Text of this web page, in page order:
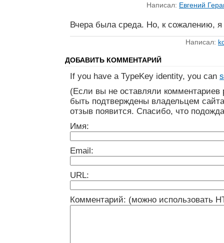
Написал: Евгений
Вчера была среда. Но, к сожалению, я
Написал:
ДОБАВИТЬ КОММЕНТАРИЙ
If you have a TypeKey identity, you can
(Если вы не оставляли
быть подтверждены владельцем
отзыв появится. Спасибо, что
Имя:
Email:
URL:
Комментарий: (можно использовать